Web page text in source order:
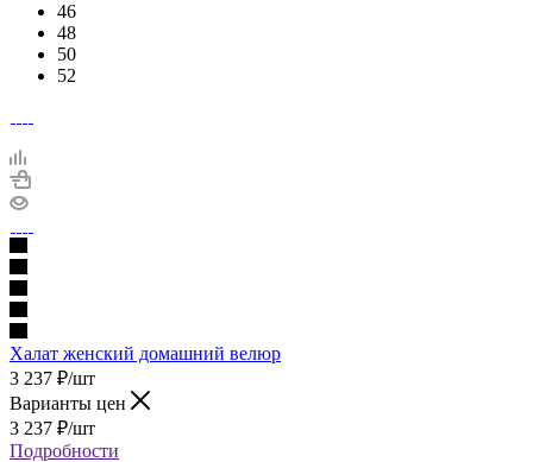
46
48
50
52
Халат женский домашний велюр
3 237 ₽/шт
Варианты цен
3 237 ₽/шт
Подробности